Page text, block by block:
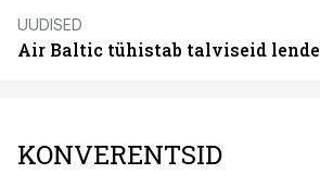
UUDISED
Air Baltic tühistab talviseid lende
KONVERENTSID